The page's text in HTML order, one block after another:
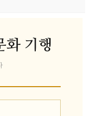
화 기행